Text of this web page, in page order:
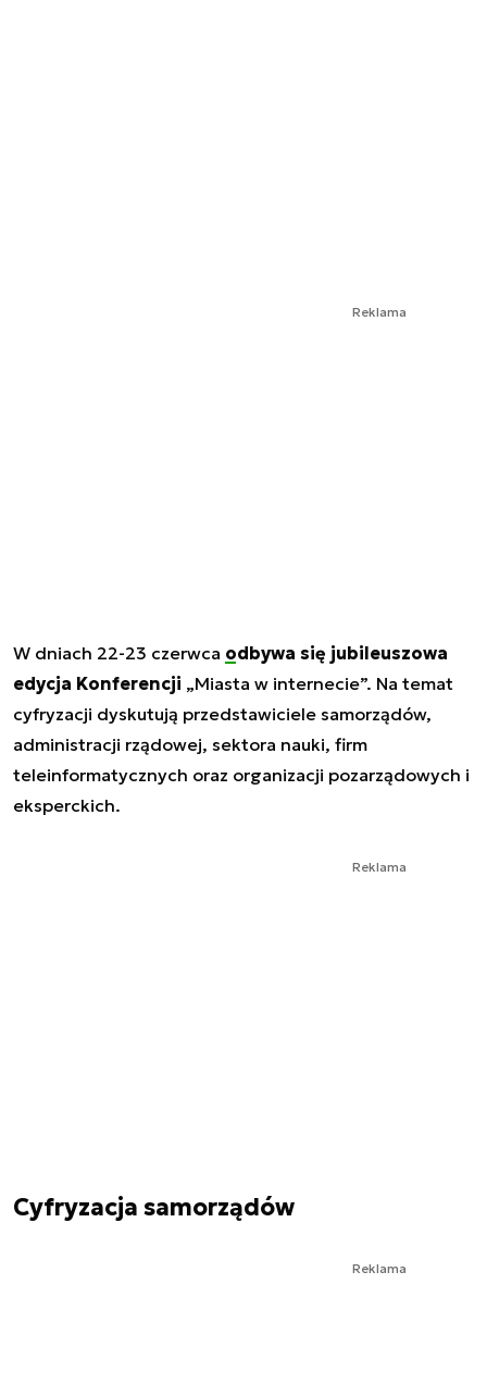
Reklama
W dniach 22-23 czerwca odbywa się jubileuszowa
edycja Konferencji „Miasta w internecie”. Na temat
cyfryzacji dyskutują przedstawiciele samorządów,
administracji rządowej, sektora nauki, firm
teleinformatycznych oraz organizacji pozarządowych i
eksperckich.
Reklama
Cyfryzacja samorządów
Reklama